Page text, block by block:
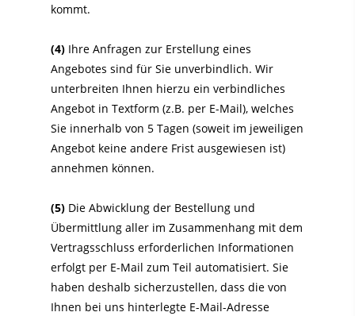
kommt.
(4) Ihre Anfragen zur Erstellung eines
Angebotes sind für Sie unverbindlich. Wir
unterbreiten Ihnen hierzu ein verbindliches
Angebot in Textform (z.B. per E-Mail), welches
Sie innerhalb von 5 Tagen (soweit im jeweiligen
Angebot keine andere Frist ausgewiesen ist)
annehmen können.
(5) Die Abwicklung der Bestellung und
Übermittlung aller im Zusammenhang mit dem
Vertragsschluss erforderlichen Informationen
erfolgt per E-Mail zum Teil automatisiert. Sie
haben deshalb sicherzustellen, dass die von
Ihnen bei uns hinterlegte E-Mail-Adresse